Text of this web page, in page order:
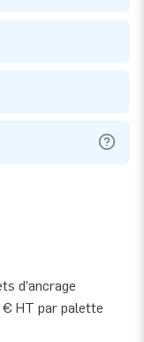
d’ancrage
HT par palette